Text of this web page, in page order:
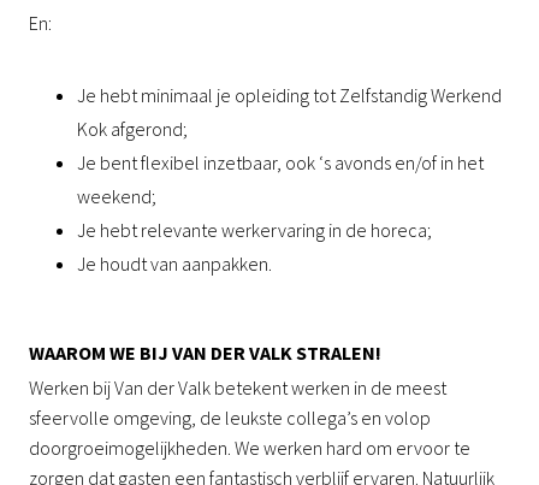
En:
Je hebt minimaal je opleiding tot Zelfstandig Werkend
Kok afgerond;
Je bent flexibel inzetbaar, ook ‘s avonds en/of in het
weekend;
Je hebt relevante werkervaring in de horeca;
Je houdt van aanpakken.
WAAROM WE BIJ VAN DER VALK STRALEN!
Werken bij Van der Valk betekent werken in de meest
sfeervolle omgeving, de leukste collega’s en volop
doorgroeimogelijkheden. We werken hard om ervoor te
zorgen dat gasten een fantastisch verblijf ervaren. Natuurlijk